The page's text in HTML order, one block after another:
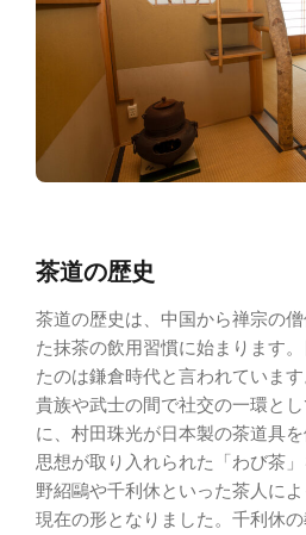
茶道の歴史
茶道の歴史は、中国から禅宗の
た抹茶の飲用習慣に始まります
たのは鎌倉時代と言われていま
貴族や武士の間で社交の一環と
に、村田珠光が日本製の茶道具
思想が取り入れられた「わび茶
野紹鷗や千利休といった茶人によ
現在の形となりました。千利休の